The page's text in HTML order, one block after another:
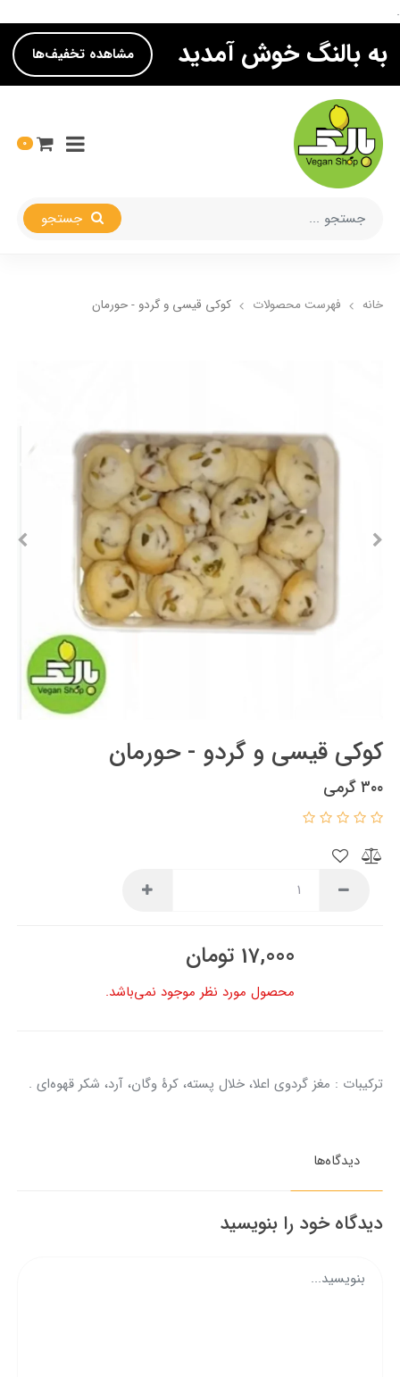
.
به بالنگ خوش آمدید مشاهده تخفیف‌ها
0
خانه فهرست محصولات کوکی قیسی و گردو - حورمان
کوکی قیسی و گردو - حورمان
۳۰۰ گرمی
17,000 تومان
محصول مورد نظر موجود نمی‌باشد.
ترکیبات : مغز گردوی اعلا، خلال پسته، کرهٔ وگان، آرد، شکر قهوه‌ای .
دیدگاه‌ها
دیدگاه خود را بنویسید